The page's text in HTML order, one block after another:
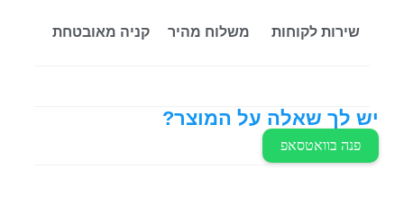
שירות לקוחות משלוח מהיר קניה מאובטחת
יש לך שאלה על המוצר?
פנה בוואטסאפ